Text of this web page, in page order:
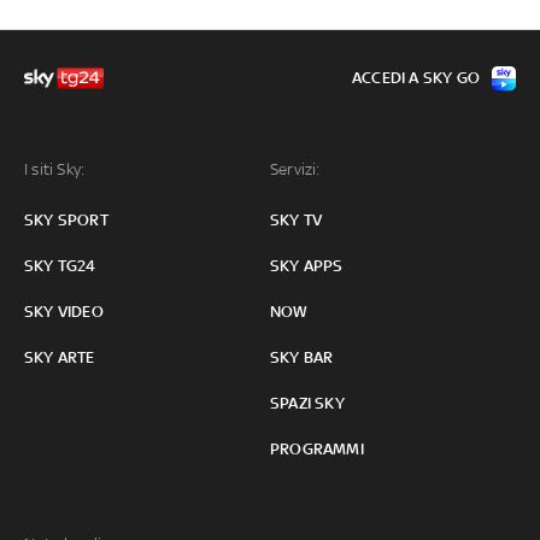
I siti Sky:
SKY SPORT
SKY TG24
SKY VIDEO
SKY ARTE
Servizi:
SKY TV
SKY APPS
NOW
SKY BAR
SPAZI SKY
PROGRAMMI
ACCEDI A SKY GO